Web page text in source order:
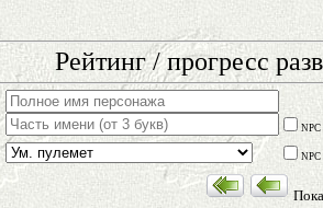
Рейтинг / прогресс
NPC
NPC